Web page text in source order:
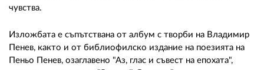
чувства.
Изложбата е съпътствана от албум с творби на Владимир
Пенев, както и от библиофилско издание на поезията на
Пеньо Пенев, озаглавено "Аз, глас и съвест на епохата",